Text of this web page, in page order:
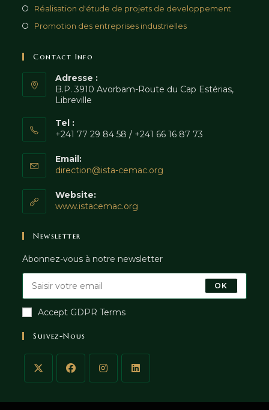
Réalisation d'étude de projets de developpement
Promotion des entreprises industrielles
Contact Info
Adresse :
B.P. 3910 Avorbam-Route du Cap Estérias,
Libreville
Tel :
+241 77 29 84 58 / +241 66 16 87 73
Email:
direction@ista-cemac.org
Website:
www.istacemac.org
Newsletter
Abonnez-vous à notre newsletter
OK
Accept GDPR Terms
Suivez-Nous